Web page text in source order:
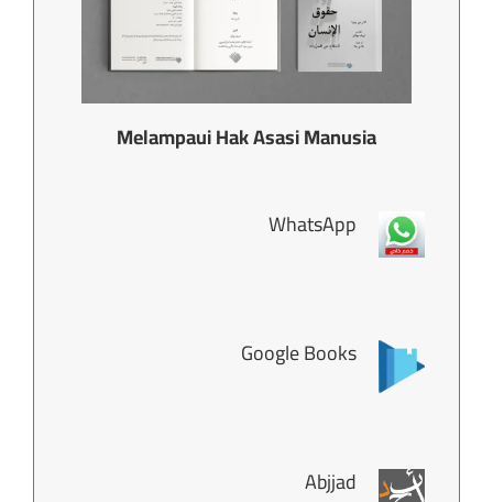
Melampaui Hak Asasi Manusia
WhatsApp
Google Books
Abjjad